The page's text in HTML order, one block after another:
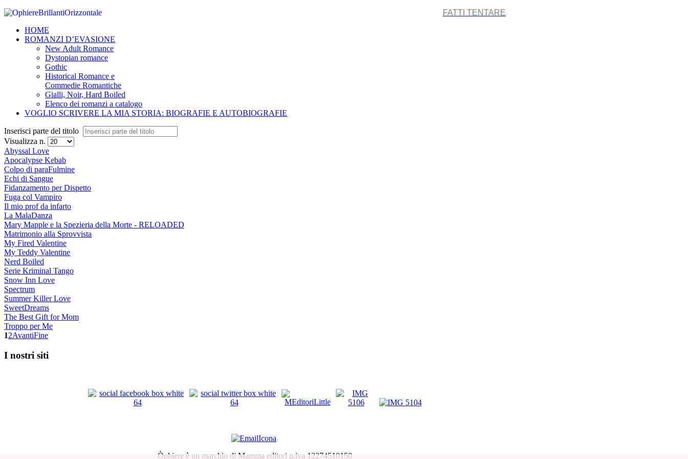
FATTI TENTARE
HOME
ROMANZI D’EVASIONE
New Adult Romance
Dystopian romance
Gothic
Historical Romance e
Commedie Romantiche
Gialli, Noir, Hard Boiled
Elenco dei romanzi a catalogo
VOGLIO SCRIVERE LA MIA STORIA: BIOGRAFIE E AUTOBIOGRAFIE
Inserisci parte del titolo
Visualizza n.
Abyssal Love
Apocalypse Kebab
Colpo di paraFulmine
Echi di Sangue
Fidanzamento per Dispetto
Fuga col Vampiro
Il mio prof da infarto
La MalaDanza
Mary Mapple e la Spezieria della Morte - RELOADED
Matrimonio alla Sprovvista
My Fired Valentine
My Teddy Valentine
Nerd Boiled
Serie Kriminal Tango
Snow Inn Love
Spectrum
Summer Killer Love
SweetDreams
The Best Gift for Mom
Troppo per Me
12AvantiFine
I nostri siti
Òphiere è un marchio di Mamma editori p.iva 12274510150